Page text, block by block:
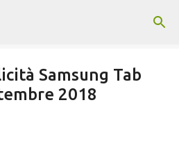
principali
Samsung Tab
2018